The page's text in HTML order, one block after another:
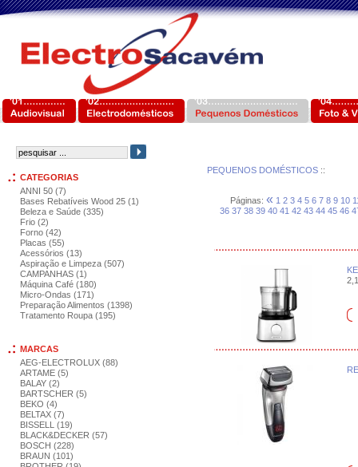
CATEGORIAS
ANNI 50 (7)
Bases Rebatíveis Wood 25 (1)
Beleza e Saúde (335)
Frio (2)
Forno (42)
Placas (55)
Acessórios (13)
Aspiração e Limpeza (507)
CAMPANHAS (1)
Máquina Café (180)
Micro-Ondas (171)
Preparação Alimentos (1398)
Tratamento Roupa (195)
MARCAS
AEG-ELECTROLUX (88)
ARTAME (5)
BALAY (2)
BARTSCHER (5)
BEKO (4)
BELTAX (7)
BISSELL (19)
BLACK&DECKER (57)
BOSCH (228)
BRAUN (101)
PEQUENOS DOMÉSTICOS ::
Páginas: « 1 2 3 4 5 6 7 8 9 10
36 37 38 39 40 41 42 43 44 45 46